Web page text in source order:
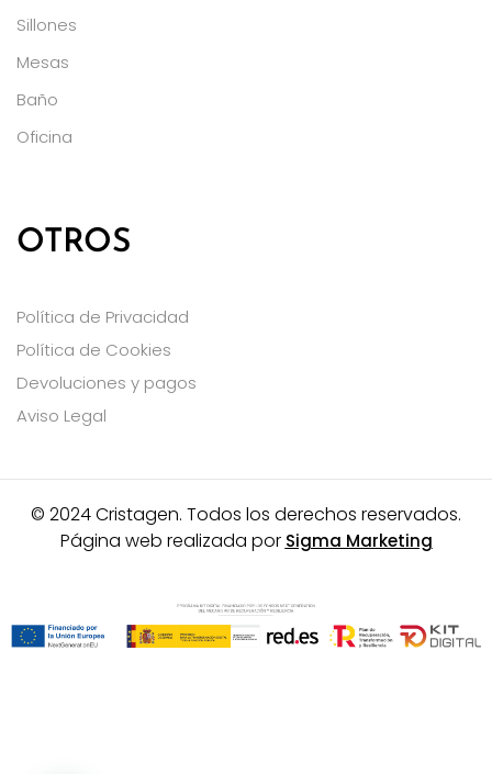
Sillones
Mesas
Baño
Oficina
OTROS
Política de Privacidad
Política de Cookies
Devoluciones y pagos
Aviso Legal
© 2024 Cristagen. Todos los derechos reservados.
Página web realizada por Sigma Marketing